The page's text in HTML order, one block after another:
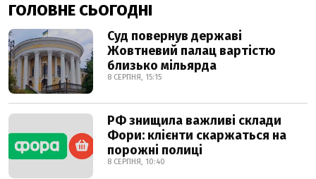
ГОЛОВНЕ СЬОГОДНІ
Суд повернув державі
Жовтневий палац вартістю
близько мільярда
8 СЕРПНЯ, 15:15
РФ знищила важливі склади
Фори: клієнти скаржаться на
порожні полиці
8 СЕРПНЯ, 10:40